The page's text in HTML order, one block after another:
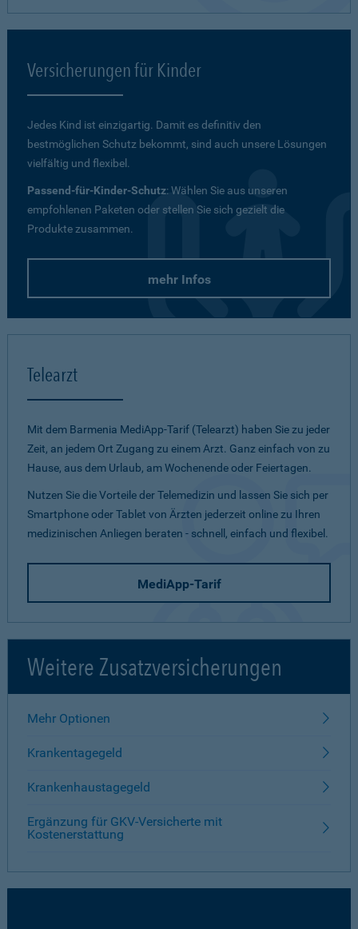
Versicherungen für Kinder
Jedes Kind ist einzigartig. Damit es definitiv den
bestmöglichen Schutz bekommt, sind auch unsere Lösungen
vielfältig und flexibel.
Passend-für-Kinder-Schutz: Wählen Sie aus unseren
empfohlenen Paketen oder stellen Sie sich gezielt die
Produkte zusammen.
mehr Infos
Telearzt
Mit dem Barmenia MediApp-Tarif (Telearzt) haben Sie zu jeder
Zeit, an jedem Ort Zugang zu einem Arzt. Ganz einfach von zu
Hause, aus dem Urlaub, am Wochenende oder Feiertagen.
Nutzen Sie die Vorteile der Telemedizin und lassen Sie sich per
Smartphone oder Tablet von Ärzten jederzeit online zu Ihren
medizinischen Anliegen beraten - schnell, einfach und flexibel.
MediApp-Tarif
Weitere Zusatzversicherungen
Mehr Optionen
Krankentagegeld
Krankenhaustagegeld
Ergänzung für GKV-Versicherte mit
Kostenerstattung